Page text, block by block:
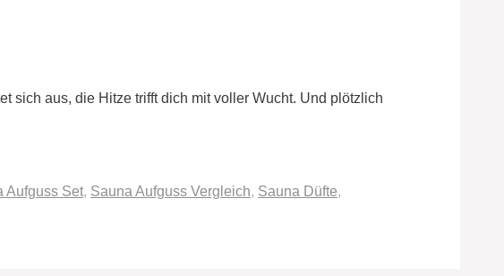
sich aus, die Hitze trifft dich mit voller Wucht. Und plötzlich
Aufguss Set, Sauna Aufguss Vergleich, Sauna Düfte,